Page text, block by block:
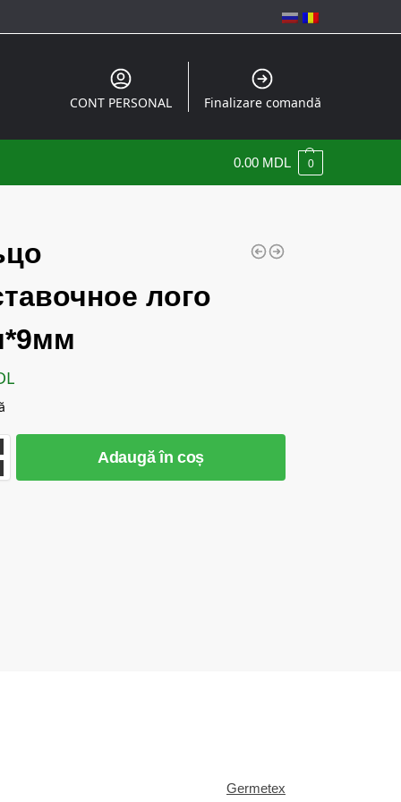
CONT PERSONAL Finalizare comandă
0.00 MDL 0
лого
Adaugă în coș
Germetex